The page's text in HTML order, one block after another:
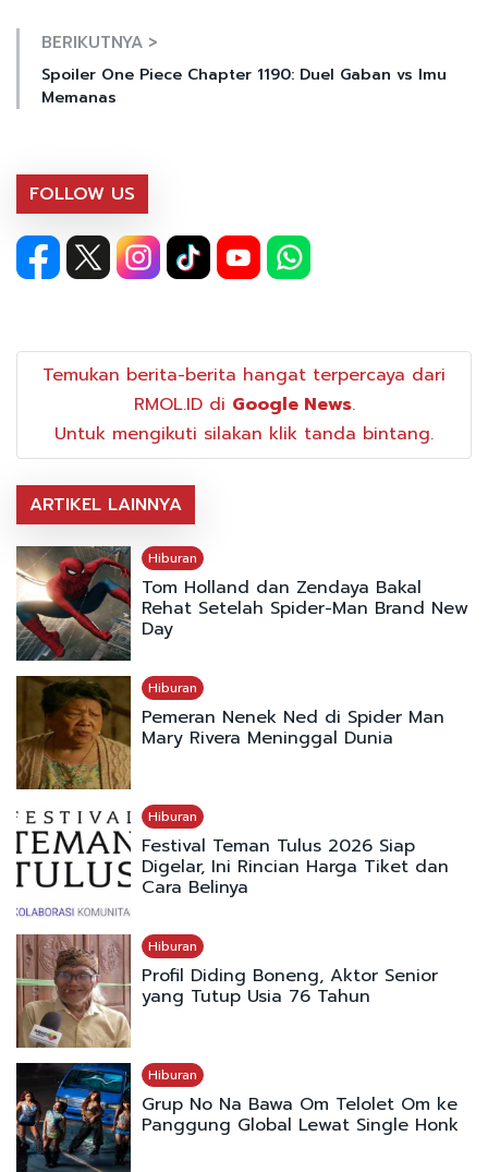
BERIKUTNYA >
Spoiler One Piece Chapter 1190: Duel Gaban vs Imu
Memanas
FOLLOW US
Temukan berita-berita hangat terpercaya dari
RMOL.ID di Google News.
Untuk mengikuti silakan klik tanda bintang.
ARTIKEL LAINNYA
Hiburan
Tom Holland dan Zendaya Bakal
Rehat Setelah Spider-Man Brand New
Day
Hiburan
Pemeran Nenek Ned di Spider Man
Mary Rivera Meninggal Dunia
Hiburan
Festival Teman Tulus 2026 Siap
Digelar, Ini Rincian Harga Tiket dan
Cara Belinya
Hiburan
Profil Diding Boneng, Aktor Senior
yang Tutup Usia 76 Tahun
Hiburan
Grup No Na Bawa Om Telolet Om ke
Panggung Global Lewat Single Honk